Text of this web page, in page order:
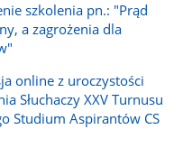
szkolenia pn.: "Prąd
a zagrożenia dla
online z uroczystości
Słuchaczy XXV Turnusu
Studium Aspirantów CS